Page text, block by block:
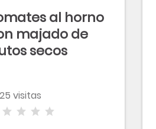
al horno
majado de
secos
visitas